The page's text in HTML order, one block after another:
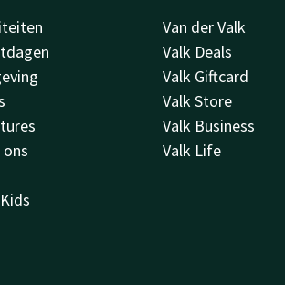
ons
Van der Valk
Valk Deals
Valk Giftcard
Valk Store
Valk Business
Valk Life